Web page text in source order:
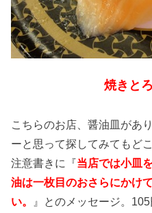
焼きと
こちらのお店、醤油皿があ
ーと思って探してみてもど
注意書きに『当店では小皿
油は一枚目のおさらにかけ
い。
』とのメッセージ。